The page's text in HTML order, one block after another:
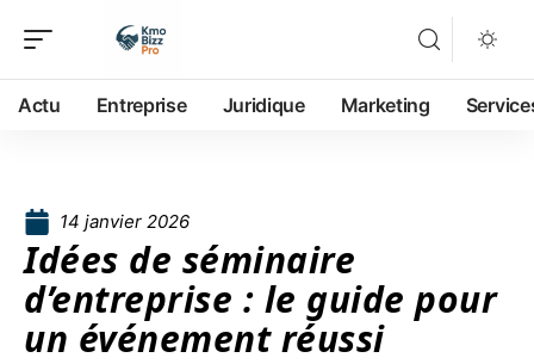
Actu Entreprise Juridique Marketing
14 janvier 2026
Idées de séminaire
d’entreprise : le guide pour
un événement réussi